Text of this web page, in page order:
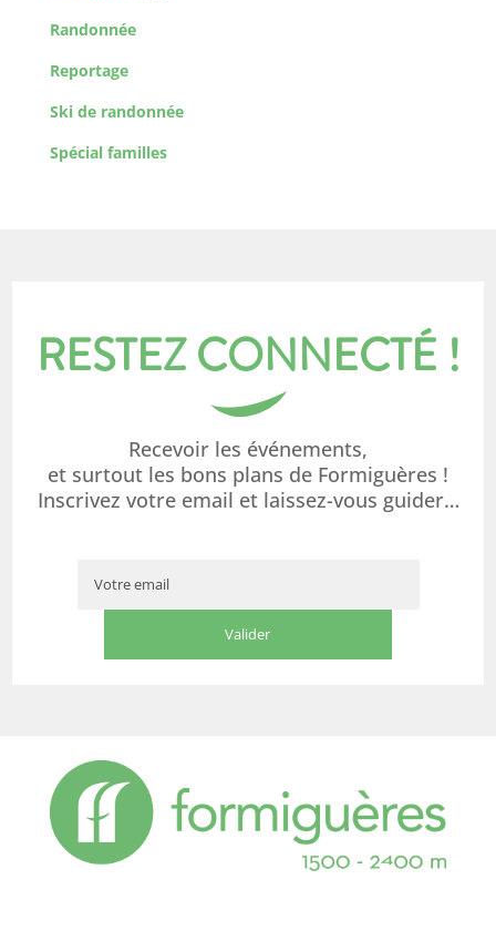
Randonnée
Reportage
Ski de randonnée
Spécial familles
RESTEZ CONNECTÉ !
Recevoir les événements,
et surtout les bons plans de Formiguères !
Inscrivez votre email et laissez-vous guider…